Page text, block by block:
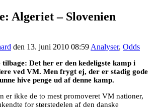
Algeriet – Slovenien
den 13. juni 2010 08:59 Analyser, Odds
Det her er den kedeligste kamp i
ved VM. Men frygt ej, der er stadig gode
hive penge ud af denne kamp.
er ikke de to mest promoveret VM nationer,
for størstedelen af den danske